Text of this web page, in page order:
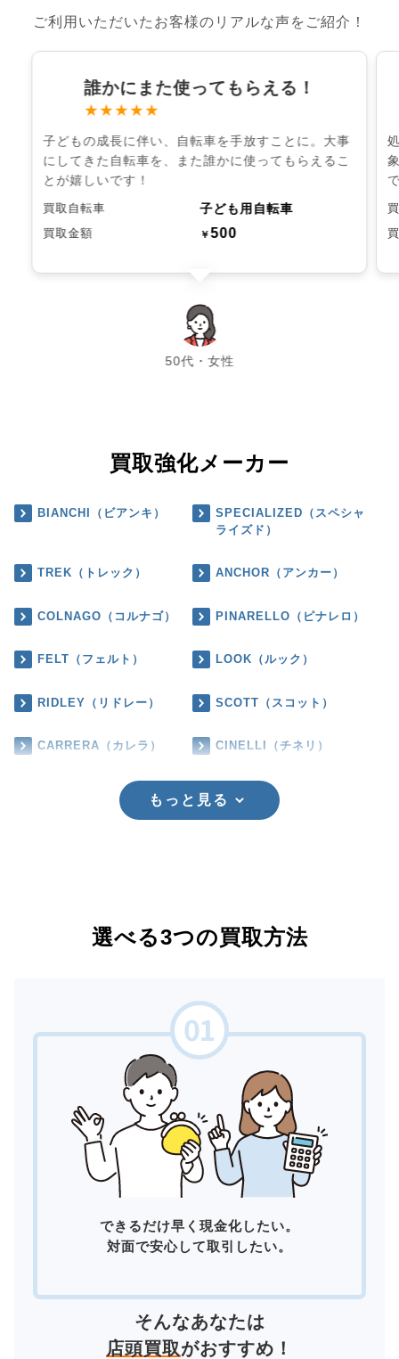
ご利用いただいたお客様のリアルな声をご紹介！
誰かにまた使ってもらえる！
★★★★★
子どもの成長に伴い、自転車を手放すことに。大事
にしてきた自転車を、また誰かに使ってもらえるこ
とが嬉しいです！
買取自転車 子ども用自転車
買取金額 ￥500
50代・女性
chevron_left chevron_right
買取強化メーカー
BIANCHI（ビアンキ）
SPECIALIZED（スペシャ
ライズド）
TREK（トレック） ANCHOR（アンカー）
COLNAGO（コルナゴ） PINARELLO（ピナレロ）
FELT（フェルト） LOOK（ルック）
RIDLEY（リドレー） SCOTT（スコット）
CARRERA（カレラ） CINELLI（チネリ）
もっと見る
選べる3つの買取方法
できるだけ早く現金化したい。
対面で安心して取引したい。
そんなあなたは
店頭買取がおすすめ！